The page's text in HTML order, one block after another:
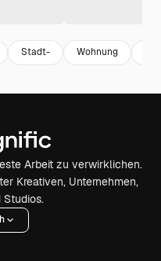
Stadt- Wohnung
Arbeit zu verwirklichen.
Kreativen, Unternehmen,
Studios.